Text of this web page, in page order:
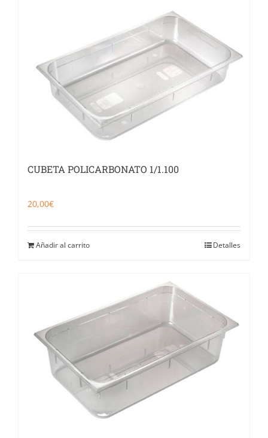
CUBETA POLICARBONATO 1/1.100
20,00€
Añadir al carrito Detalles